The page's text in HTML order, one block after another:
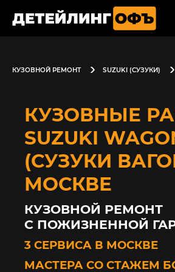
КУЗОВНОЙ РЕМОНТ SUZUKI (СУЗУКИ)
КУЗОВНЫЕ
SUZUKI
(СУЗУКИ
МОСКВЕ
КУЗОВНОЙ РЕМОНТ
С ПОЖИЗНЕННОЙ
3 СЕРВИСА В МОСКВЕ
МАСТЕРА СО СТАЖЕМ